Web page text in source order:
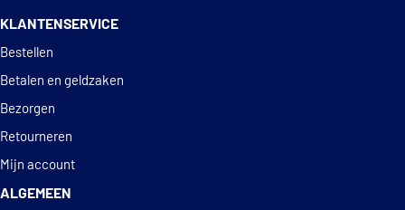
Thermotec D8B003TT
Topran 501 972
KLANTENSERVICE
Bestellen
Betalen en geldzaken
Bezorgen
Retourneren
Mijn account
ALGEMEEN